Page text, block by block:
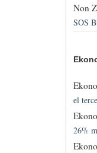
Non
SOS
el
26%